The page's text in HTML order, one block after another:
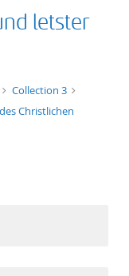
letster
Collection 3
Christlichen